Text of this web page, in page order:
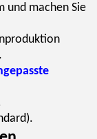
und machen Sie